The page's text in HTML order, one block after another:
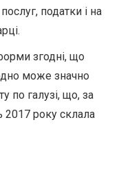
податки і на
згодні, що
може значно
по галузі, що, за
року склала